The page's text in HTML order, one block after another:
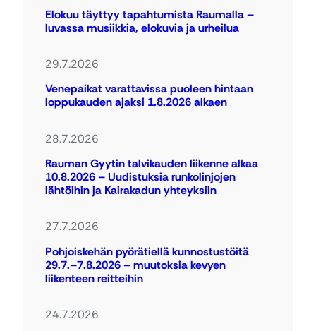
Elokuu täyttyy tapahtumista Raumalla –
luvassa musiikkia, elokuvia ja urheilua
29.7.2026
Venepaikat varattavissa puoleen hintaan
loppukauden ajaksi 1.8.2026 alkaen
28.7.2026
Rauman Gyytin talvikauden liikenne alkaa
10.8.2026 – Uudistuksia runkolinjojen
lähtöihin ja Kairakadun yhteyksiin
27.7.2026
Pohjoiskehän pyörätiellä kunnostustöitä
29.7.–7.8.2026 – muutoksia kevyen
liikenteen reitteihin
24.7.2026